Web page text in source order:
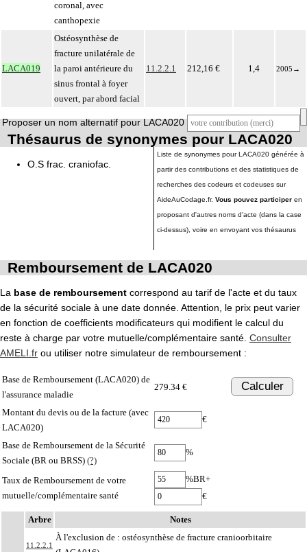
coronal, avec
canthopexie
LACA019
Ostéosynthèse de
fracture unilatérale de
la paroi antérieure du
sinus frontal à foyer
ouvert, par abord facial
11.2.2.1 212,16 € 1,4 2005 →
Proposer un nom alternatif pour LACA020
Thésaurus de synonymes pour LACA020
O.S frac. craniofac.
Liste de synonymes pour LACA020 générée à
partir des contributions et des statistiques de
recherches des codeurs et codeuses sur
AideAuCodage.fr. Vous pouvez participer en
proposant d'autres noms d'acte (dans la case
ci-dessus), voire en envoyant vos thésaurus
Remboursement de LACA020
La base de remboursement correspond au tarif de l'acte et du taux
de la sécurité sociale à une date donnée. Attention, le prix peut varier
en fonction de coefficients modificateurs qui modifient le calcul du
reste à charge par votre mutuelle/complémentaire santé. Consulter
AMELI.fr ou utiliser notre simulateur de remboursement :
Base de Remboursement (LACA020) de
l'assurance maladie
279.34 € Calculer
Montant du devis ou de la facture (avec
LACA020)
€
Base de Remboursement de la Sécurité
Sociale (BR ou BRSS) (?)
%
Taux de Remboursement de votre
mutuelle/complémentaire santé
%BR+
€
Arbre Notes
11.2.2.1
À l'exclusion de : ostéosynthèse de fracture cranioorbitaire